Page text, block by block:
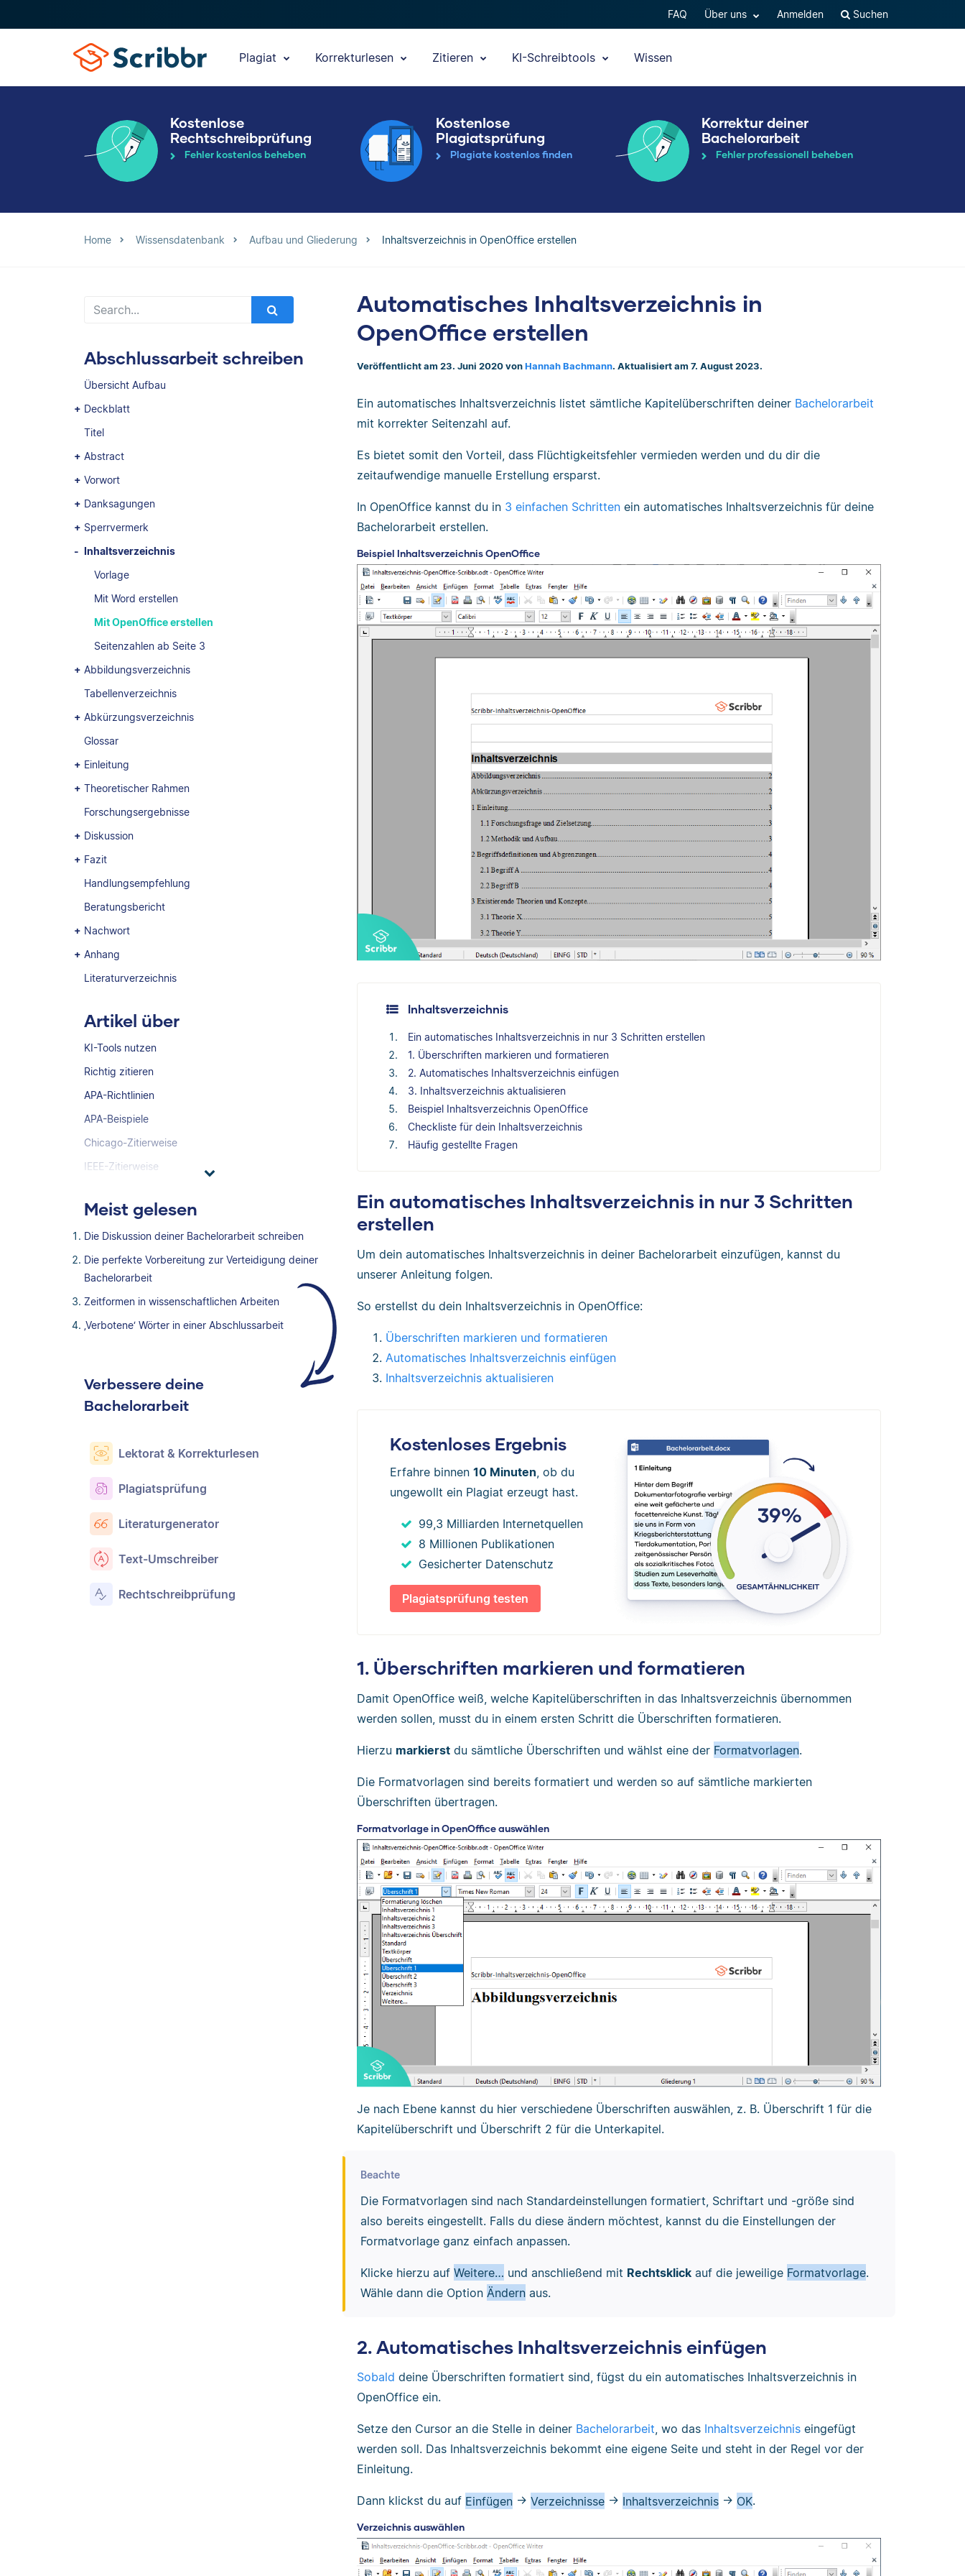
FAQ Über uns Anmelden Suchen
Plagiat Korrekturlesen Zitieren KI-Schreibtools Wissen
Kostenlose
Rechtschreibprüfung
Fehler kostenlos beheben
Kostenlose
Plagiatsprüfung
Plagiate kostenlos finden
Korrektur deiner
Bachelorarbeit
Fehler professionell beheben
Home Wissensdatenbank Aufbau und Gliederung Inhaltsverzeichnis in OpenOffice erstellen
Abschlussarbeit schreiben
Übersicht Aufbau
Deckblatt
Titel
Abstract
Vorwort
Danksagungen
Sperrvermerk
Inhaltsverzeichnis
Vorlage
Mit Word erstellen
Mit OpenOffice erstellen
Seitenzahlen ab Seite 3
Abbildungsverzeichnis
Tabellenverzeichnis
Abkürzungsverzeichnis
Glossar
Einleitung
Theoretischer Rahmen
Forschungsergebnisse
Diskussion
Fazit
Handlungsempfehlung
Beratungsbericht
Nachwort
Anhang
Literaturverzeichnis
Artikel über
KI-Tools nutzen
Richtig zitieren
APA-Richtlinien
APA-Beispiele
Chicago-Zitierweise
IEEE-Zitierweise
Meist gelesen
Die Diskussion deiner Bachelorarbeit schreiben
Die perfekte Vorbereitung zur Verteidigung deiner
Bachelorarbeit
Zeitformen in wissenschaftlichen Arbeiten
‚Verbotene‘ Wörter in einer Abschlussarbeit
Verbessere deine
Bachelorarbeit
Lektorat & Korrekturlesen
Plagiatsprüfung
Literaturgenerator
Text-Umschreiber
Rechtschreibprüfung
Automatisches Inhaltsverzeichnis in
OpenOffice erstellen
Veröffentlicht am 23. Juni 2020 von Hannah Bachmann. Aktualisiert am 7. August 2023.
Ein automatisches Inhaltsverzeichnis listet sämtliche Kapitelüberschriften deiner Bachelorarbeit
mit korrekter Seitenzahl auf.
Es bietet somit den Vorteil, dass Flüchtigkeitsfehler vermieden werden und du dir die
zeitaufwendige manuelle Erstellung ersparst.
In OpenOffice kannst du in 3 einfachen Schritten ein automatisches Inhaltsverzeichnis für deine
Bachelorarbeit erstellen.
Beispiel Inhaltsverzeichnis OpenOffice
Inhaltsverzeichnis
Ein automatisches Inhaltsverzeichnis in nur 3 Schritten erstellen
1. Überschriften markieren und formatieren
2. Automatisches Inhaltsverzeichnis einfügen
3. Inhaltsverzeichnis aktualisieren
Beispiel Inhaltsverzeichnis OpenOffice
Checkliste für dein Inhaltsverzeichnis
Häufig gestellte Fragen
Ein automatisches Inhaltsverzeichnis in nur 3 Schritten
erstellen
Um dein automatisches Inhaltsverzeichnis in deiner Bachelorarbeit einzufügen, kannst du
unserer Anleitung folgen.
So erstellst du dein Inhaltsverzeichnis in OpenOffice:
Überschriften markieren und formatieren
Automatisches Inhaltsverzeichnis einfügen
Inhaltsverzeichnis aktualisieren
Kostenloses Ergebnis
Erfahre binnen 10 Minuten , ob du
ungewollt ein Plagiat erzeugt hast.
99,3 Milliarden Internetquellen
8 Millionen Publikationen
Gesicherter Datenschutz
Plagiatsprüfung testen
1. Überschriften markieren und formatieren
Damit OpenOffice weiß, welche Kapitelüberschriften in das Inhaltsverzeichnis übernommen
werden sollen, musst du in einem ersten Schritt die Überschriften formatieren.
Hierzu markierst du sämtliche Überschriften und wählst eine der Formatvorlagen.
Die Formatvorlagen sind bereits formatiert und werden so auf sämtliche markierten
Überschriften übertragen.
Formatvorlage in OpenOffice auswählen
Je nach Ebene kannst du hier verschiedene Überschriften auswählen, z. B. Überschrift 1 für die
Kapitelüberschrift und Überschrift 2 für die Unterkapitel.
Beachte
Die Formatvorlagen sind nach Standardeinstellungen formatiert, Schriftart und -größe sind
also bereits eingestellt. Falls du diese ändern möchtest, kannst du die Einstellungen der
Formatvorlage ganz einfach anpassen.
Klicke hierzu auf Weitere… und anschließend mit Rechtsklickauf die jeweilige Formatvorlage.
Wähle dann die Option Ändernaus.
2. Automatisches Inhaltsverzeichnis einfügen
Sobald deine Überschriften formatiert sind, fügst du ein automatisches Inhaltsverzeichnis in
OpenOffice ein.
Setze den Cursor an die Stelle in deiner Bachelorarbeit, wo das Inhaltsverzeichnis eingefügt
werden soll. Das Inhaltsverzeichnis bekommt eine eigene Seite und steht in der Regel vor der
Einleitung.
Dann klickst du auf Einfügen → Verzeichnisse → Inhaltsverzeichnis → OK.
Verzeichnis auswählen